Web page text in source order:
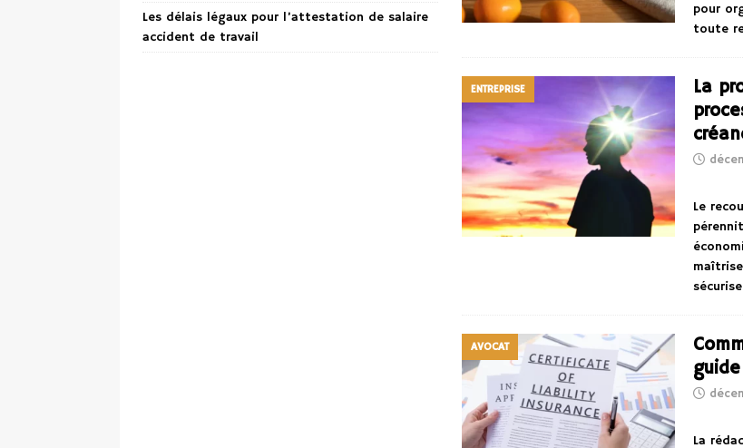
pour
toute
ENTREPRISE
La
Le
AVOCAT
La
Les délais légaux pour l’attestation de salaire
accident de travail